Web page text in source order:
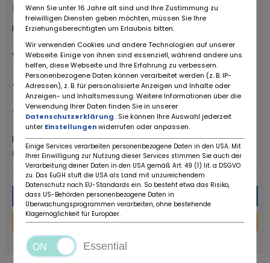
Providers
RUOTE DA SOGNO S.R.L
Via Daniele da Torricella, 29
42122 Reggio Emilia
+39 0522 268511
Ruote da Sogno
meer van deze dealer
Bericht
Financieringscalculator
Wenn Sie unter 16 Jahre alt sind und Ihre Zustimmung zu
freiwilligen Diensten geben möchten, müssen Sie Ihre
Erziehungsberechtigten um Erlaubnis bitten.
Wir verwenden Cookies und andere Technologien auf unserer
Webseite. Einige von ihnen sind essenziell, während andere uns
helfen, diese Webseite und Ihre Erfahrung zu verbessern.
Personenbezogene Daten können verarbeitet werden (z. B. IP-
Adressen), z. B. für personalisierte Anzeigen und Inhalte oder
Anzeigen- und Inhaltsmessung. Weitere Informationen über die
Verwendung Ihrer Daten finden Sie in unserer
Datenschutzerklärung. Sie können Ihre Auswahl jederzeit
unter Einstellungenwiderrufen oder anpassen.
Einige Services verarbeiten personenbezogene Daten in den USA. Mit
Ihrer Einwilligung zur Nutzung dieser Services stimmen Sie auch der
Verarbeitung deiner Daten in den USA gemäß Art. 49 (1) lit. a DSGVO
zu. Das EuGH stuft die USA als Land mit unzureichendem
Datenschutz nach EU-Standards ein. So besteht etwa das Risiko,
dass US-Behörden personenbezogene Daten in
Überwachungsprogrammen verarbeiten, ohne bestehende
Klagemöglichkeit für Europäer.
Essential